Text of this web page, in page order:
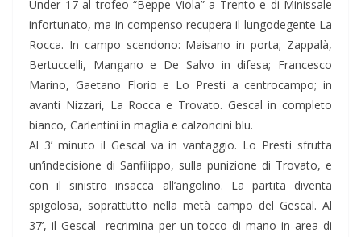
Under 17 al trofeo “Beppe Viola” a Trento e di Minissale
infortunato, ma in compenso recupera il lungodegente La
Rocca. In campo scendono: Maisano in porta; Zappalà,
Bertuccelli, Mangano e De Salvo in difesa; Francesco
Marino, Gaetano Florio e Lo Presti a centrocampo; in
avanti Nizzari, La Rocca e Trovato. Gescal in completo
bianco, Carlentini in maglia e calzoncini blu.
Al 3’ minuto il Gescal va in vantaggio. Lo Presti sfrutta
un’indecisione di Sanfilippo, sulla punizione di Trovato, e
con il sinistro insacca all’angolino. La partita diventa
spigolosa, soprattutto nella metà campo del Gescal. Al
37’, il Gescal recrimina per un tocco di mano in area di